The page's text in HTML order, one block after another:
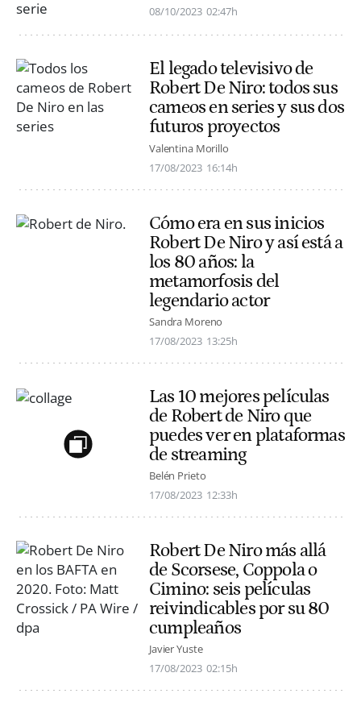
08/10/2023 02:47h
El legado televisivo de
Robert De Niro: todos sus
cameos en series y sus dos
futuros proyectos
Valentina Morillo
17/08/2023 16:14h
Cómo era en sus inicios
Robert De Niro y así está a
los 80 años: la
metamorfosis del
legendario actor
Sandra Moreno
17/08/2023 13:25h
Las 10 mejores películas
de Robert de Niro que
puedes ver en plataformas
de streaming
Belén Prieto
17/08/2023 12:33h
Robert De Niro más allá
de Scorsese, Coppola o
Cimino: seis películas
reivindicables por su 80
cumpleaños
Javier Yuste
17/08/2023 02:15h